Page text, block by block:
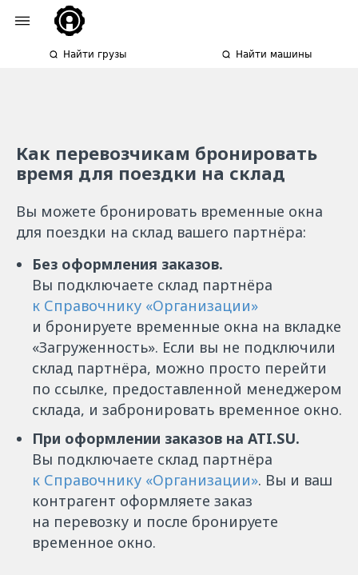
Найти грузы Найти машины
Как перевозчикам бронировать
время для поездки на склад
Вы можете бронировать временные окна
для поездки на склад вашего партнёра:
Без оформления заказов.
Вы подключаете склад партнёра
к Справочнику «Организации»
и бронируете временные окна на вкладке
«Загруженность»‎. Если вы не подключили
склад партнёра, можно просто перейти
по ссылке, предоставленной менеджером
склада, и забронировать временное окно.
При оформлении заказов на ATI.SU.
Вы подключаете склад партнёра
к Справочнику «Организации». Вы и ваш
контрагент оформляете заказ
на перевозку и после бронируете
временное окно.